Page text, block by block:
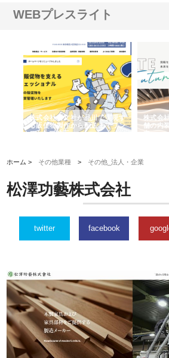
WEBプレスライト
株式会社耕文社が品川で実現す
る販促物製作から配送までワン
ストップ対応
株式会
舗の内
由
ホーム > その他業種 > その他_法人・企業
松澤功藝株式会社
twitter facebook